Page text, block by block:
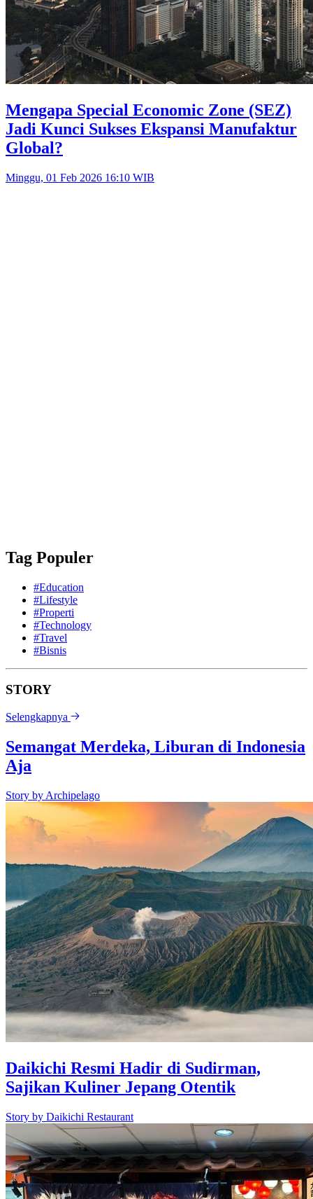
Mengapa Special Economic Zone (SEZ)
Jadi Kunci Sukses Ekspansi Manufaktur
Global?
Minggu, 01 Feb 2026 16:10 WIB
Tag Populer
#Education
#Lifestyle
#Properti
#Technology
#Travel
#Bisnis
STORY
Selengkapnya
Semangat Merdeka, Liburan di Indonesia
Aja
Story by Archipelago
Daikichi Resmi Hadir di Sudirman,
Sajikan Kuliner Jepang Otentik
Story by Daikichi Restaurant